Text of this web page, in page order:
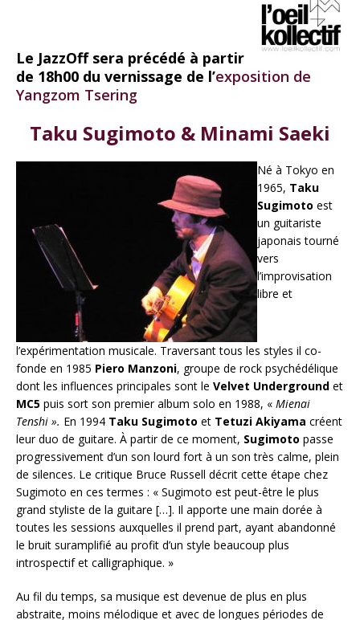
Le JazzOff sera précédé à partir
de 18h00 du vernissage de l’exposition de
Yangzom Tsering
Taku Sugimoto & Minami Saeki
Né à Tokyo en
1965, Taku
Sugimoto est
un guitariste
japonais tourné
vers
l’improvisation
libre et
l’expérimentation musicale. Traversant tous les styles il co-
fonde en 1985 Piero Manzoni, groupe de rock psychédélique
dont les influences principales sont le Velvet Underground et
MC5 puis sort son premier album solo en 1988, « Mienai
Tenshi ». En 1994 Taku Sugimoto et Tetuzi Akiyama créent
leur duo de guitare. À partir de ce moment, Sugimoto passe
progressivement d’un son lourd fort à un son très calme, plein
de silences. Le critique Bruce Russell décrit cette étape chez
Sugimoto en ces termes : « Sugimoto est peut-être le plus
grand styliste de la guitare […]. Il apporte une main dorée à
toutes les sessions auxquelles il prend part, ayant abandonné
le bruit suramplifié au profit d’un style beaucoup plus
introspectif et calligraphique. »
Au fil du temps, sa musique est devenue de plus en plus
abstraite, moins mélodique et avec de longues périodes de